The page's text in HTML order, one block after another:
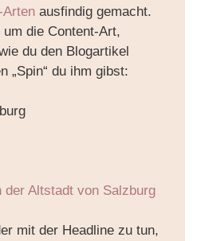
Arten ausfindig gemacht.
die Content-Art,
du den Blogartikel
„Spin“ du ihm gibst:
der Altstadt von Salzburg
mit der Headline zu tun,